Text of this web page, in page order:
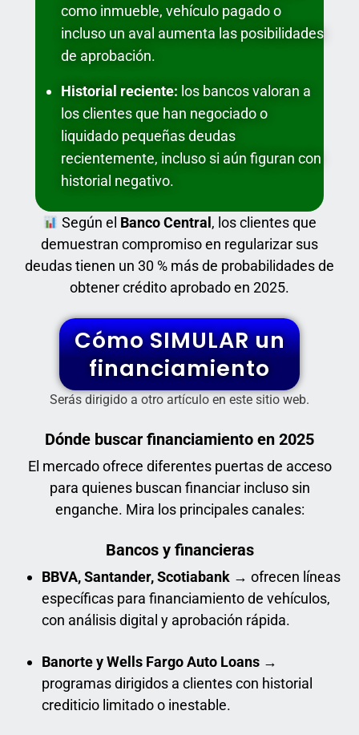
como inmueble, vehículo pagado o
incluso un aval aumenta las posibilidades
de aprobación.
Historial reciente: los bancos valoran a
los clientes que han negociado o
liquidado pequeñas deudas
recientemente, incluso si aún figuran con
historial negativo.
Según el Banco Central , los clientes que
demuestran compromiso en regularizar sus
deudas tienen un 30 % más de probabilidades de
obtener crédito aprobado en 2025.
Cómo SIMULAR un
financiamiento
Serás dirigido a otro artículo en este sitio web.
Dónde buscar financiamiento en 2025
El mercado ofrece diferentes puertas de acceso
para quienes buscan financiar incluso sin
enganche. Mira los principales canales:
Bancos y financieras
BBVA, Santander, Scotiabank → ofrecen líneas
específicas para financiamiento de vehículos,
con análisis digital y aprobación rápida.
Banorte y Wells Fargo Auto Loans →
programas dirigidos a clientes con historial
crediticio limitado o inestable.